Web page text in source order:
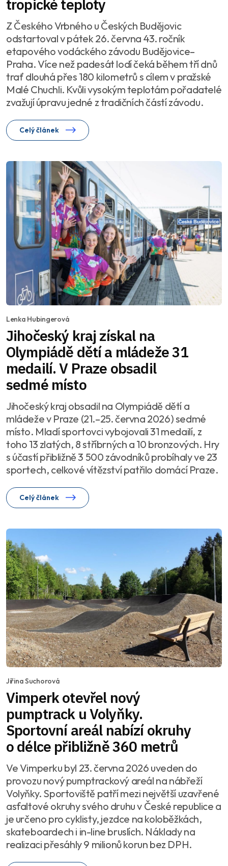
tropické teploty
Z Českého Vrbného u Českých Budějovic
odstartoval v pátek 26. června 43. ročník
etapového vodáckého závodu Budějovice–
Praha. Více než padesát lodí čeká během tří dnů
trať dlouhá přes 180 kilometrů s cílem v pražské
Malé Chuchli. Kvůli vysokým teplotám pořadatelé
zvažují úpravu jedné z tradičních částí závodu.
Celý článek
Lenka Hubingerová
Jihočeský kraj získal na
Olympiádě dětí a mládeže 31
medailí. V Praze obsadil
sedmé místo
Jihočeský kraj obsadil na Olympiádě dětí a
mládeže v Praze (21.–25. června 2026) sedmé
místo. Mladí sportovci vybojovali 31 medailí, z
toho 13 zlatých, 8 stříbrných a 10 bronzových. Hry
s účastí přibližně 3 500 závodníků probíhaly ve 23
sportech, celkové vítězství patřilo domácí Praze.
Celý článek
Jiřina Suchorová
Vimperk otevřel nový
pumptrack u Volyňky.
Sportovní areál nabízí okruhy
o délce přibližně 360 metrů
Ve Vimperku byl 23. června 2026 uveden do
provozu nový pumptrackový areál na nábřeží
Volyňky. Sportoviště patří mezi největší uzavřené
asfaltové okruhy svého druhu v České republice a
je určeno pro cyklisty, jezdce na koloběžkách,
skateboardech i in-line bruslích. Náklady na
realizaci přesáhly 9 milionů korun bez DPH.